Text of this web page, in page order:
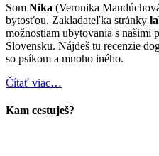
Som Nika (Veronika
bytosťou. Zakladateľka stránky
možnostiam ubytovania s našimi
Slovensku. Nájdeš tu recenzie
so psíkom a mnoho iného.
Čítať viac…
Kam cestuješ?